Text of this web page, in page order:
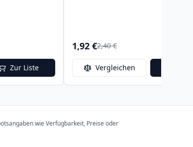
Zur Liste
1,92 €2,40 €
Vergleichen
wie Verfügbarkeit, Preise oder